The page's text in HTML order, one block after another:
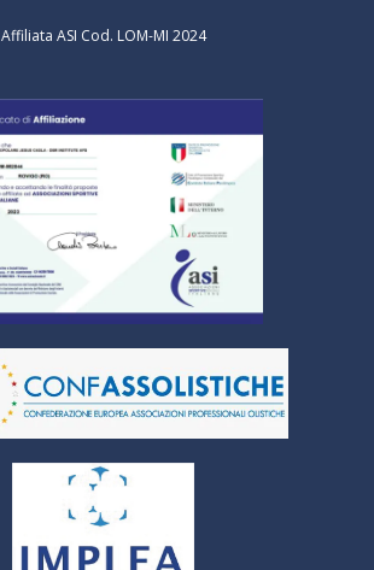
Affiliata ASI Cod. LOM-MI 2024